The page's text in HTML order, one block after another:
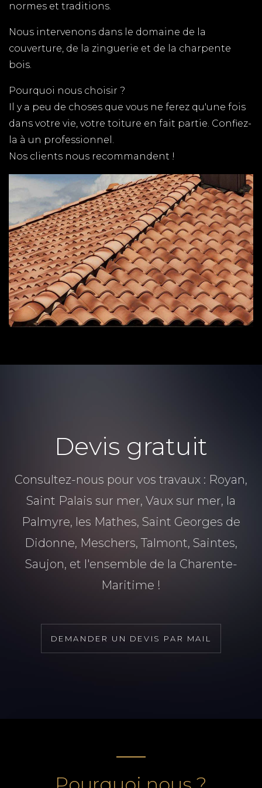
Maritime (17)
COUVERTURE LES MATHES
TPG RENOVATION est spécialiste de la couverture
intervenons rapidement et au meilleur prix sur
l'ensemble du département pour tous vos travaux
de couverture.
RENOVATION VAUX SUR
MER
TPG RENOVATION intervient sur l'ensemble du
département de la Charente-Maritime (17) pour
tous vos travaux de rénovation.
PLAQUISTE ROCHEFORT
TPG RENOVATION intervient sur l'ensemble du
département de la Charente-Maritime (17) pour
tous vos travaux de pose de plaques de plâtre,
placoplatre. Faites appel à un artisan qualifié
normes et traditions.
Nous intervenons dans le domaine de la
couverture, de la zinguerie et de la charpente
bois.
Pourquoi nous choisir ?
Il y a peu de choses que vous ne ferez qu'une fois
dans votre vie, votre toiture en fait partie. Confiez-
la à un professionnel.
Nos clients nous recommandent !
Devis gratuit
Consultez-nous pour vos travaux : Royan,
Saint Palais sur mer, Vaux sur mer, la
Palmyre, les Mathes, Saint Georges de
Didonne, Meschers, Talmont, Saintes,
Saujon, et l'ensemble de la Charente-
Maritime !
DEMANDER UN DEVIS PAR MAIL